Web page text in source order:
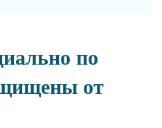
по
от